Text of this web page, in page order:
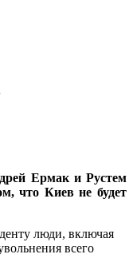
Ермак и Рустем
что Киев не будет
люди, включая
всего